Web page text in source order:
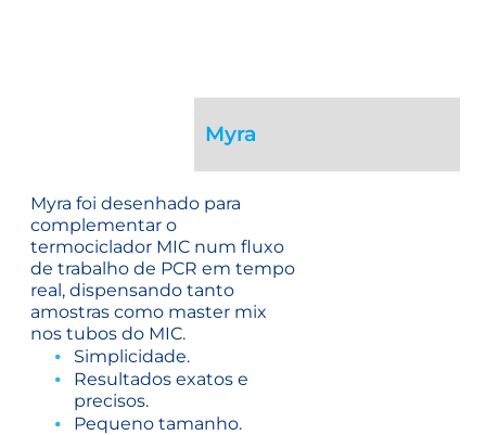
Myra
Myra foi desenhado para
complementar o
termociclador MIC num fluxo
de trabalho de PCR em tempo
real, dispensando tanto
amostras como master mix
nos tubos do MIC.
Simplicidade.
Resultados exatos e
precisos.
Pequeno tamanho.